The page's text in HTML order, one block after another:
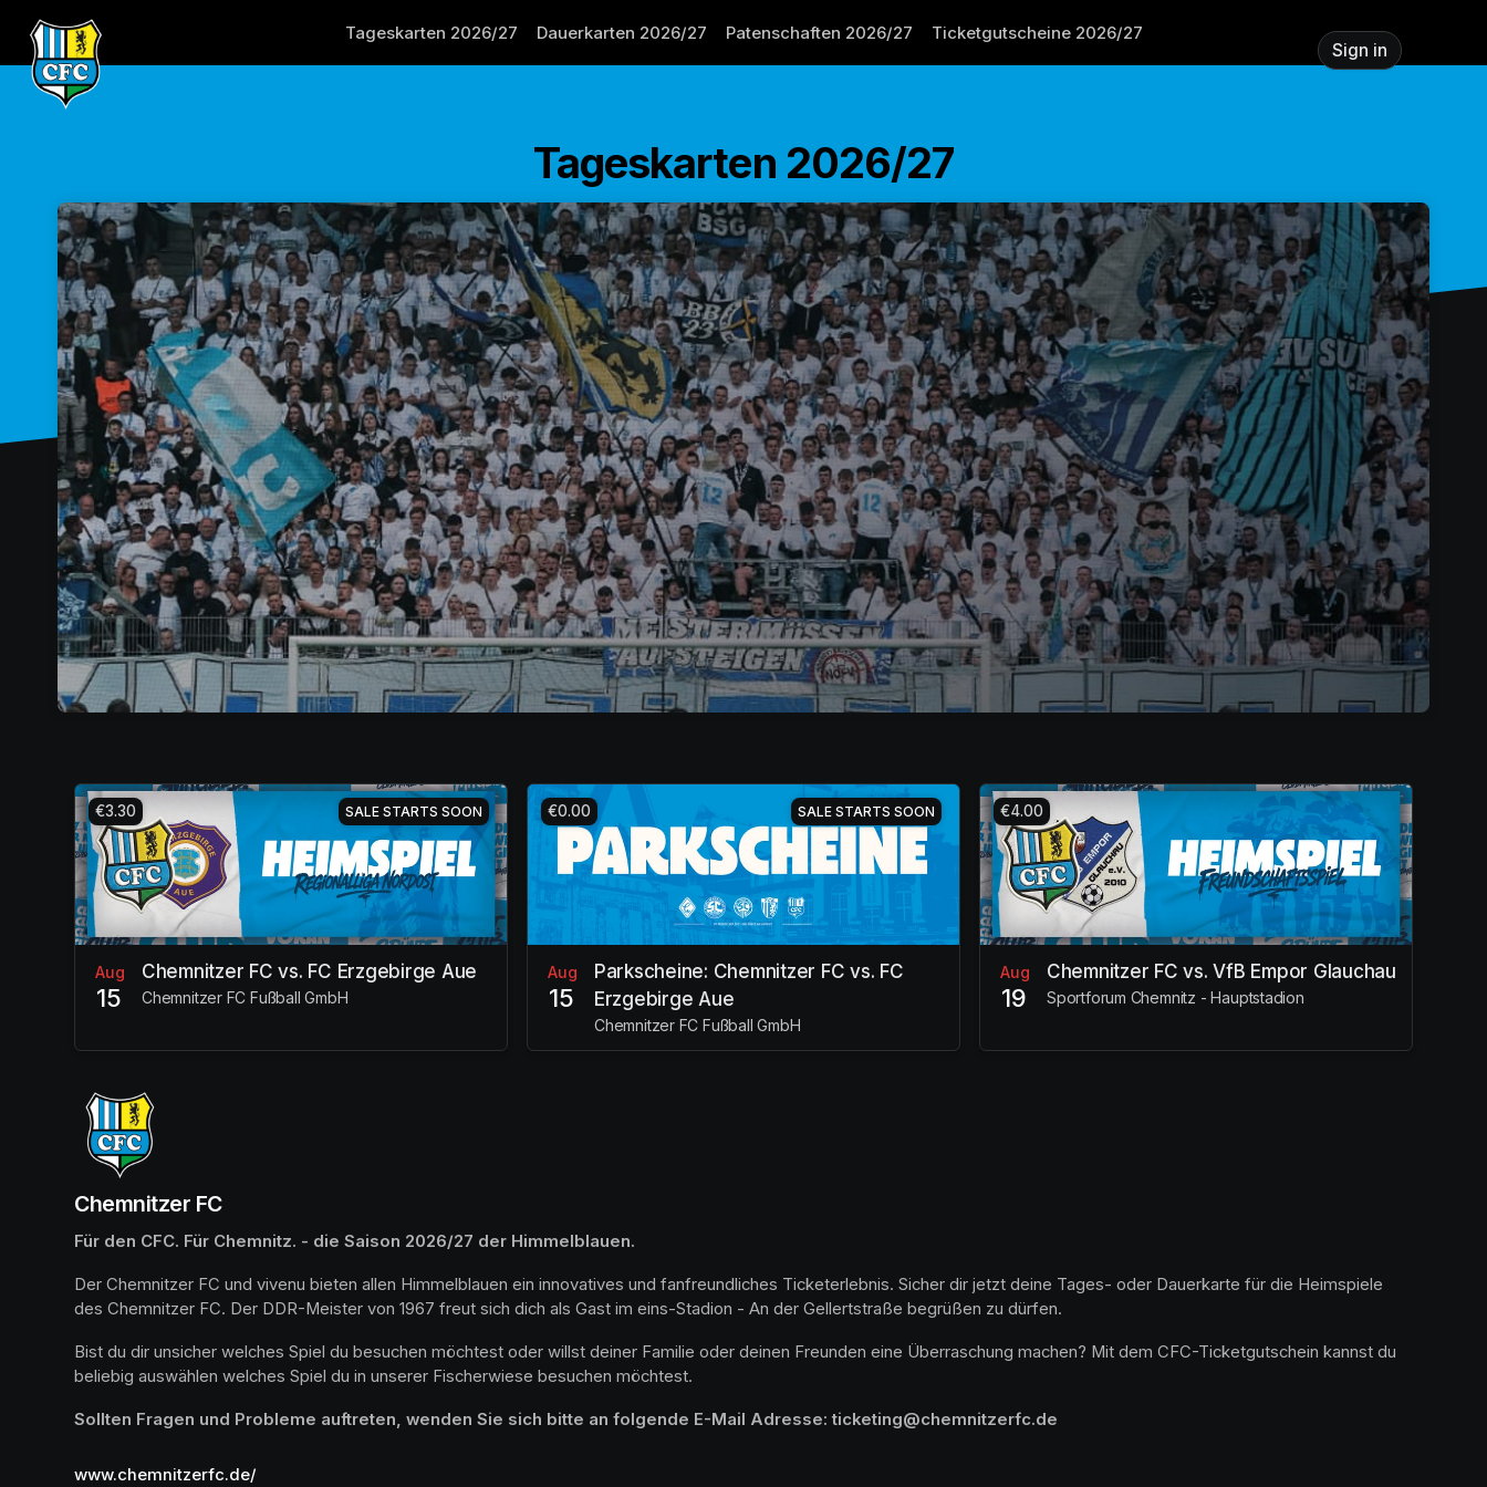
Skip header
Tageskarten 2026/27 Dauerkarten 2026/27 Patenschaften 2026/27
Ticketgutscheine 2026/27
Sign in
Tageskarten 2026/27
€3.30 SALE STARTS SOON
Aug
15
Chemnitzer FC vs. FC Erzgebirge Aue
Chemnitzer FC Fußball GmbH
€0.00 SALE STARTS SOON
Aug
15
Parkscheine: Chemnitzer FC vs. FC
Erzgebirge Aue
Chemnitzer FC Fußball GmbH
€4.00
Aug
19
Chemnitzer FC vs. VfB Empor Glauchau
Sportforum Chemnitz - Hauptstadion
Chemnitzer FC
Für den CFC. Für Chemnitz. - die Saison 2026/27 der Himmelblauen.
Der Chemnitzer FC und vivenu bieten allen Himmelblauen ein innovatives und fanfreundliches Ticketerlebnis. Sicher dir jetzt deine Tages- oder Dauerkarte für die Heimspiele
des Chemnitzer FC. Der DDR-Meister von 1967 freut sich dich als Gast im eins-Stadion - An der Gellertstraße begrüßen zu dürfen.
Bist du dir unsicher welches Spiel du besuchen möchtest oder willst deiner Familie oder deinen Freunden eine Überraschung machen? Mit dem CFC-Ticketgutschein kannst du
beliebig auswählen welches Spiel du in unserer Fischerwiese besuchen möchtest.
Sollten Fragen und Probleme auftreten, wenden Sie sich bitte an folgende E-Mail Adresse: ticketing@chemnitzerfc.de
www.chemnitzerfc.de/